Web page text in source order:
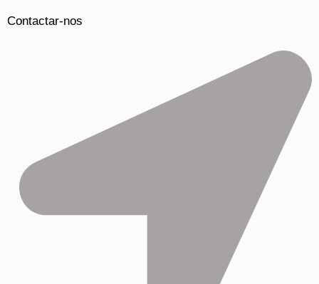
Contactar-nos